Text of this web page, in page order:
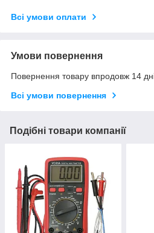
Всі умови оплати
Умови повернення
Повернення товару впродовж 14
Всі умови повернення
Подібні товари компанії